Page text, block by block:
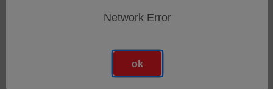
Xenochrome 300
SKU: 56052569
Anmeldung für Preise
Network Error
ok